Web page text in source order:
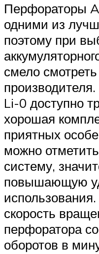
Перфораторы
одними из
поэтому при
смело смотреть
Li-0 доступно
хорошая
приятных
можно
систему,
повышающую
скорость
перфоратора
оборотов в